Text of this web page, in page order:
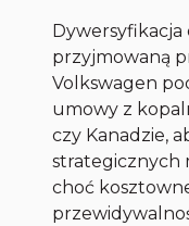
przyjmowaną
Volkswagen
umowy z
czy Kanadzie,
strategicznych
choć